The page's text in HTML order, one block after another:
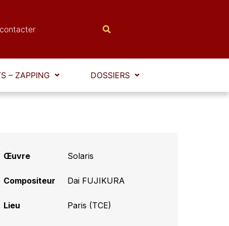
– ZAPPING DOSSIERS
Œuvre Solaris
Compositeur Dai FUJIKURA
Lieu Paris (TCE)